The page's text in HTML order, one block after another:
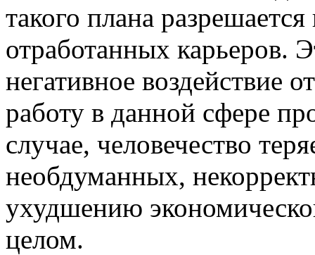
такого плана
отработанных карьеров.
негативное воздействие
работу в данной сфере
случае, человечество
необдуманных,
ухудшению
целом.